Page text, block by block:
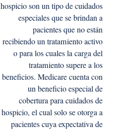
hospicio son un tipo de cuidados
especiales que se brindan a
pacientes que no están
recibiendo un tratamiento activo
o para los cuales la carga del
tratamiento supere a los
beneficios. Medicare cuenta con
un beneficio especial de
cobertura para cuidados de
hospicio, el cual solo se otorga a
pacientes cuya expectativa de